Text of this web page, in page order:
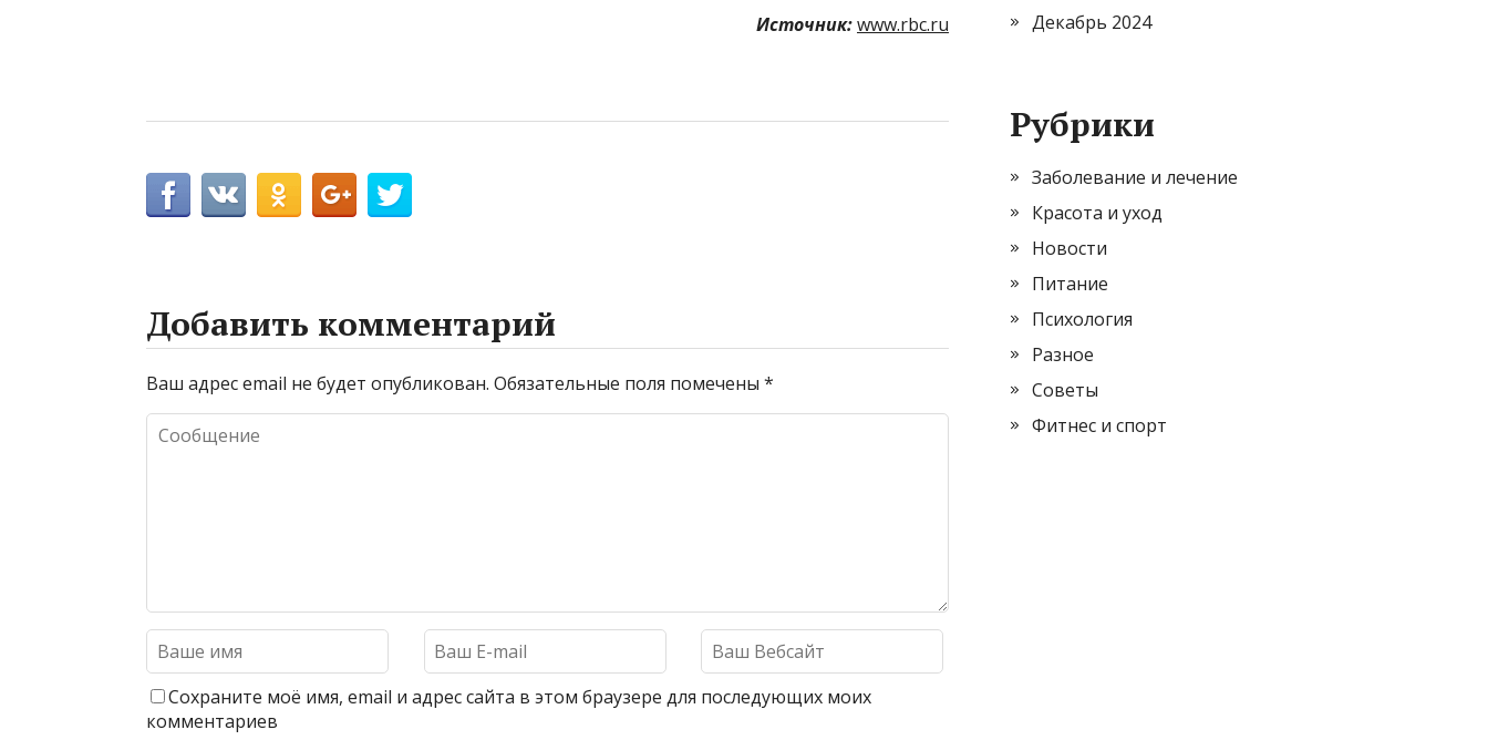
Источник:www.rbc.ru
Добавить комментарий
Ваш адрес email не будет опубликован. Обязательные поля помечены *
Сохраните моё имя, email и адрес сайта в этом браузере для последующих моих
комментариев
Декабрь 2024
Рубрики
Заболевание и лечение
Красота и уход
Новости
Питание
Психология
Разное
Советы
Фитнес и спорт